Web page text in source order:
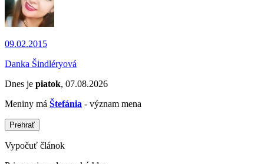
09.02.2015
Danka Šindléryová
Dnes je piatok, 07.08.2026
Meniny má Štefánia - význam mena
Prehrať
Vypočuť článok